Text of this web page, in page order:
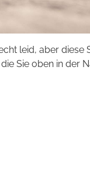
leid, aber diese
Sie oben in der